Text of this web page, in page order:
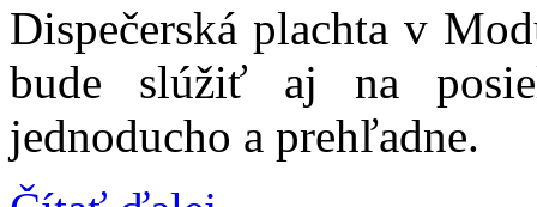
Dispečerská plachta v
bude slúžiť aj na
jednoducho a prehľadne.